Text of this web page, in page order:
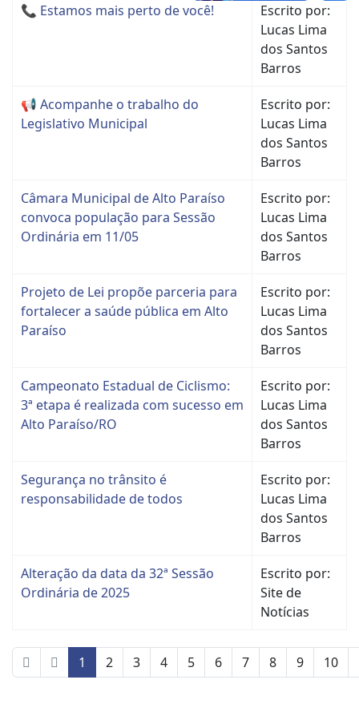
📞 Estamos mais perto de você!
Escrito por:
Lucas Lima
dos Santos
Barros
📢 Acompanhe o trabalho do
Legislativo Municipal
Escrito por:
Lucas Lima
dos Santos
Barros
Câmara Municipal de Alto Paraíso
convoca população para Sessão
Ordinária em 11/05
Escrito por:
Lucas Lima
dos Santos
Barros
Projeto de Lei propõe parceria para
fortalecer a saúde pública em Alto
Paraíso
Escrito por:
Lucas Lima
dos Santos
Barros
Campeonato Estadual de Ciclismo:
3ª etapa é realizada com sucesso em
Alto Paraíso/RO
Escrito por:
Lucas Lima
dos Santos
Barros
Segurança no trânsito é
responsabilidade de todos
Escrito por:
Lucas Lima
dos Santos
Barros
Alteração da data da 32ª Sessão
Ordinária de 2025
Escrito por:
Site de
Notícias
1 2 3 4 5 6 7 8 9 10